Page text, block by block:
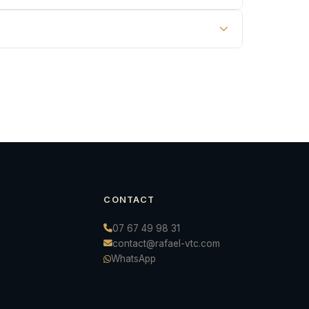
CONTACT
07 67 49 98 31
contact@rafael-vtc.com
WhatsApp